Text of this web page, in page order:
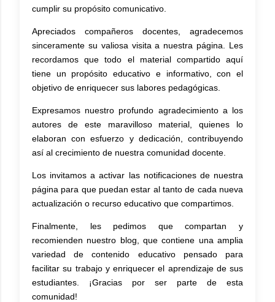
cumplir su propósito comunicativo.
Apreciados compañeros docentes, agradecemos
sinceramente su valiosa visita a nuestra página. Les
recordamos que todo el material compartido aquí
tiene un propósito educativo e informativo, con el
objetivo de enriquecer sus labores pedagógicas.
Expresamos nuestro profundo agradecimiento a los
autores de este maravilloso material, quienes lo
elaboran con esfuerzo y dedicación, contribuyendo
así al crecimiento de nuestra comunidad docente.
Los invitamos a activar las notificaciones de nuestra
página para que puedan estar al tanto de cada nueva
actualización o recurso educativo que compartimos.
Finalmente, les pedimos que compartan y
recomienden nuestro blog, que contiene una amplia
variedad de contenido educativo pensado para
facilitar su trabajo y enriquecer el aprendizaje de sus
estudiantes. ¡Gracias por ser parte de esta
comunidad!